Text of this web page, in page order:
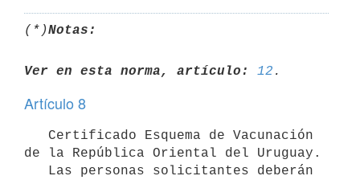
(*)Notas:
Ver en esta norma, artículo: 12
Artículo 8
de la República Oriental del Uruguay.